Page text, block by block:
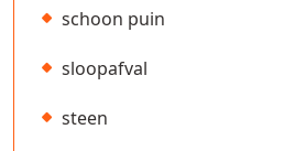
schoon puin
sloopafval
steen